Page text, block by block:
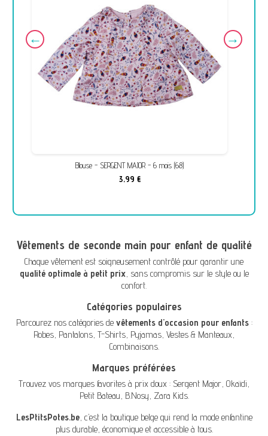
Blouse - SERGENT MAJOR - 6 mois (68)
3,99 €
Vêtements de seconde main pour enfant de qualité
Chaque vêtement est soigneusement contrôlé pour garantir une
qualité optimale à petit prix, sans compromis sur le style ou le
confort.
Catégories populaires
Parcourez nos catégories de vêtements d'occasion pour enfants:
Robes, Pantalons, T-Shirts, Pyjamas, Vestes & Manteaux,
Combinaisons.
Marques préférées
Trouvez vos marques favorites à prix doux : Sergent Major, Okaïdi,
Petit Bateau, B.Nosy, Zara Kids.
LesPtitsPotes.be, c’est la boutique belge qui rend la mode enfantine
plus durable, économique et accessible à tous.